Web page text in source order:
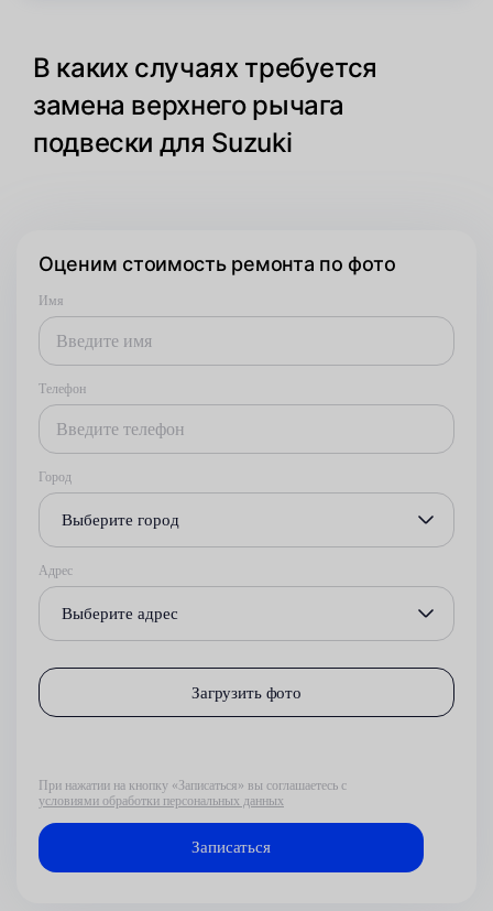
В каких случаях требуется
замена верхнего рычага
подвески для Suzuki
Оценим стоимость ремонта по фото
Имя
Телефон
Город
Выберите город
Адрес
Выберите адрес
Загрузить фото
При нажатии на кнопку «Записаться» вы соглашаетесь с
условиями обработки персональных данных